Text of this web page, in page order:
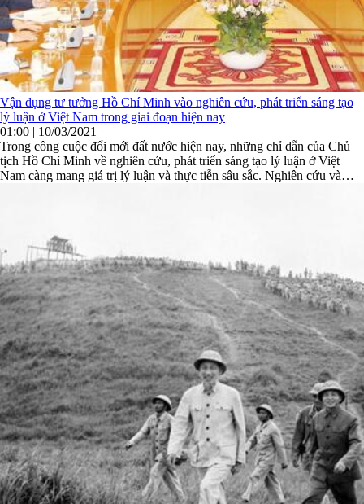
Vận dụng tư tưởng Hồ Chí Minh vào nghiên cứu, phát triển sáng tạo
lý luận ở Việt Nam trong giai đoạn hiện nay
01:00 | 10/03/2021
Trong công cuộc đổi mới đất nước hiện nay, những chỉ dẫn của Chủ
tịch Hồ Chí Minh về nghiên cứu, phát triển sáng tạo lý luận ở Việt
Nam càng mang giá trị lý luận và thực tiễn sâu sắc. Nghiên cứu và